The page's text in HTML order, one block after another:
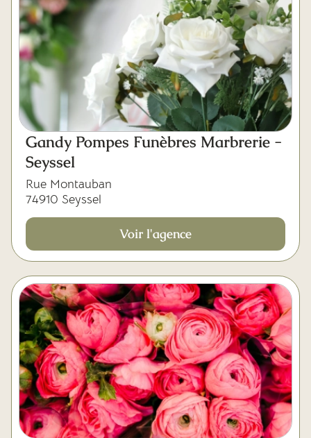
Gandy Pompes Funèbres Marbrerie -
Seyssel
Rue Montauban
74910 Seyssel
Voir l'agence